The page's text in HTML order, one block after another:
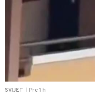
SVIJET Pre 1 h